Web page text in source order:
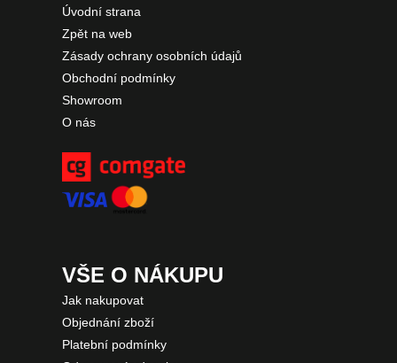
Úvodní strana
Zpět na web
Zásady ochrany osobních údajů
Obchodní podmínky
Showroom
O nás
VŠE O NÁKUPU
Jak nakupovat
Objednání zboží
Platební podmínky